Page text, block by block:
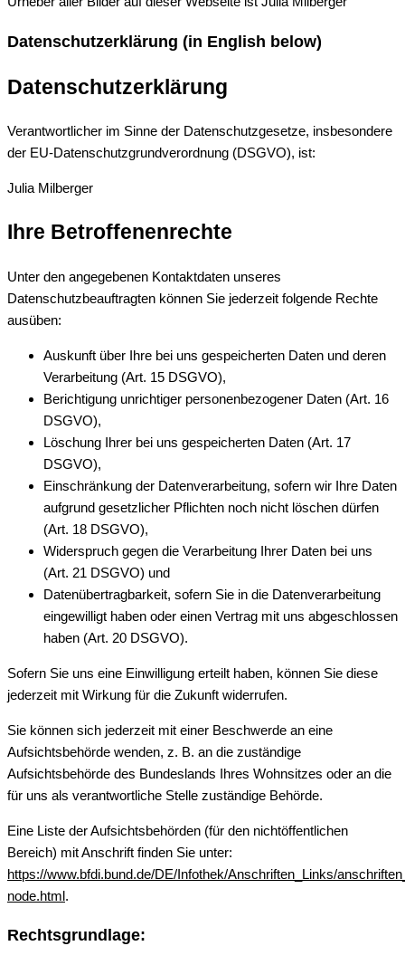
Datenschutzerklärung (in English below)
Datenschutzerklärung
Verantwortlicher im Sinne der Datenschutzgesetze, insbesondere
der EU-Datenschutzgrundverordnung (DSGVO), ist:
Julia Milberger
Ihre Betroffenenrechte
Unter den angegebenen Kontaktdaten unseres
Datenschutzbeauftragten können Sie jederzeit folgende Rechte
ausüben:
Auskunft über Ihre bei uns gespeicherten Daten und deren
Verarbeitung (Art. 15 DSGVO),
Berichtigung unrichtiger personenbezogener Daten (Art. 16
DSGVO),
Löschung Ihrer bei uns gespeicherten Daten (Art. 17
DSGVO),
Einschränkung der Datenverarbeitung, sofern wir Ihre Daten
aufgrund gesetzlicher Pflichten noch nicht löschen dürfen
(Art. 18 DSGVO),
Widerspruch gegen die Verarbeitung Ihrer Daten bei uns
(Art. 21 DSGVO) und
Datenübertragbarkeit, sofern Sie in die Datenverarbeitung
eingewilligt haben oder einen Vertrag mit uns abgeschlossen
haben (Art. 20 DSGVO).
Sofern Sie uns eine Einwilligung erteilt haben, können Sie diese
jederzeit mit Wirkung für die Zukunft widerrufen.
Sie können sich jederzeit mit einer Beschwerde an eine
Aufsichtsbehörde wenden, z. B. an die zuständige
Aufsichtsbehörde des Bundeslands Ihres Wohnsitzes oder an die
für uns als verantwortliche Stelle zuständige Behörde.
Eine Liste der Aufsichtsbehörden (für den nichtöffentlichen
Bereich) mit Anschrift finden Sie unter:
https://www.bfdi.bund.de/DE/Infothek/Anschriften_Links/
node.html.
Rechtsgrundlage: